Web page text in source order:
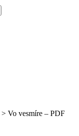
> Vo vesmíre – PDF